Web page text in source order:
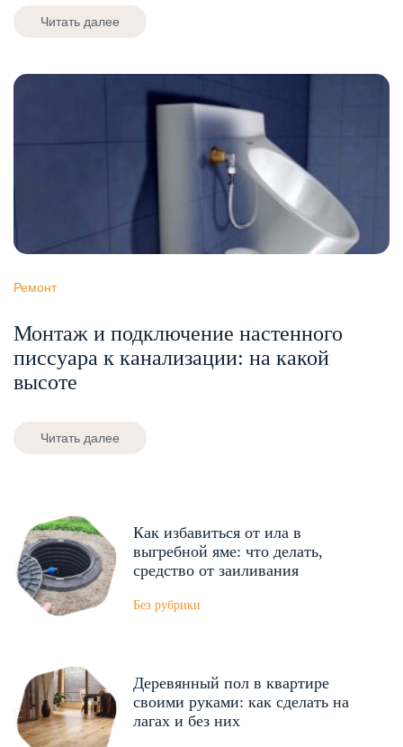
Читать далее
Ремонт
Монтаж и подключение настенного
писсуара к канализации: на какой
высоте
Читать далее
Как избавиться от ила в
выгребной яме: что делать,
средство от заиливания
Без рубрики
Деревянный пол в квартире
своими руками: как сделать на
лагах и без них